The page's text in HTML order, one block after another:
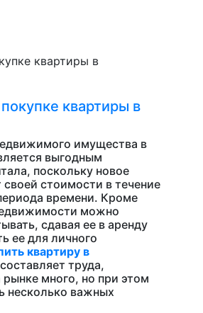
квартиры в
имущества в
выгодным
поскольку новое
стоимости в течение
времени. Кроме
можно
сдавая ее в аренду
ее для личного
квартиру в
труда,
много, но при этом
несколько важных